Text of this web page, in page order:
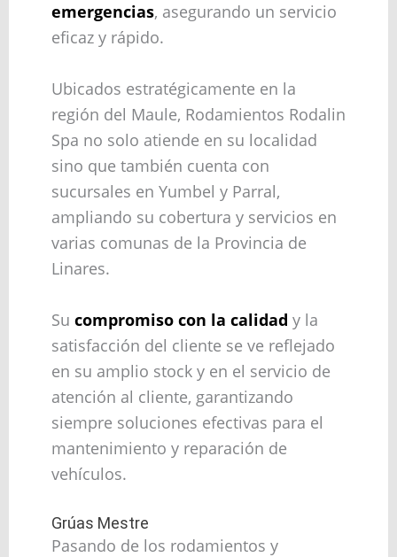
emergencias, asegurando un servicio
eficaz y rápido.
Ubicados estratégicamente en la
región del Maule, Rodamientos Rodalin
Spa no solo atiende en su localidad
sino que también cuenta con
sucursales en Yumbel y Parral,
ampliando su cobertura y servicios en
varias comunas de la Provincia de
Linares.
Su compromiso con la calidad y la
satisfacción del cliente se ve reflejado
en su amplio stock y en el servicio de
atención al cliente, garantizando
siempre soluciones efectivas para el
mantenimiento y reparación de
vehículos.
Grúas Mestre
Pasando de los rodamientos y